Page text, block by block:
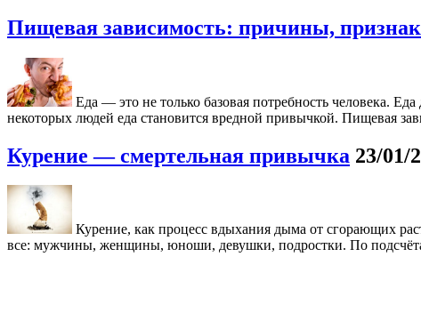
Пищевая зависимость: причины,
Еда — это не только базовая потребность человека.
некоторых людей еда становится вредной привычкой. Пищевая
Курение — смертельная привычка 23/01/
Курение, как процесс вдыхания дыма от сгорающих
все: мужчины, женщины, юноши, девушки, подростки. По